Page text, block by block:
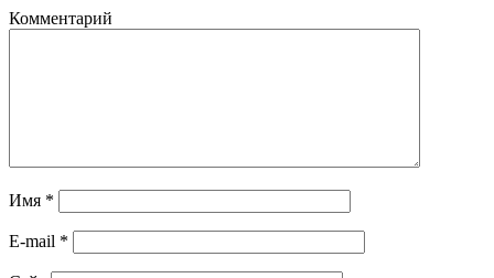
Комментарий
Имя *
E-mail *